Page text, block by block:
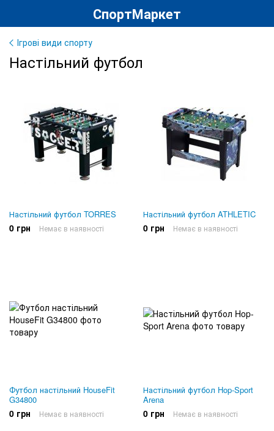
СпортМаркет
Ігрові види спорту
Настільний футбол
Настільний футбол TORRES
0 грн Немає в наявності
Настільний футбол ATHLETIC
0 грн Немає в наявності
Футбол настільний HouseFit
G34800
0 грн Немає в наявності
Настільний футбол Hop-Sport
Arena
0 грн Немає в наявності